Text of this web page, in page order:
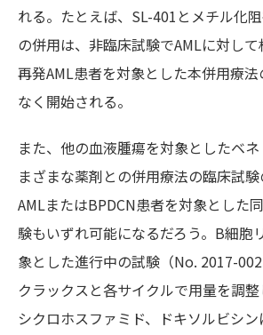
れる。たとえば、SL-401とメチル化
の併用は、非臨床試験でAMLに対して
再発AML患者を対象とした本併用療
なく開始される。
また、他の血液腫瘍を対象としたベ
まざまな薬剤との併用療法の臨床試験
AMLまたはBPDCN患者を対象とした
験もいずれ可能になるだろう。B細胞
象とした進行中の試験（No. 2017-
クラックスと各サイクルで用量を調整
シクロホスファミド、ドキソルビシン